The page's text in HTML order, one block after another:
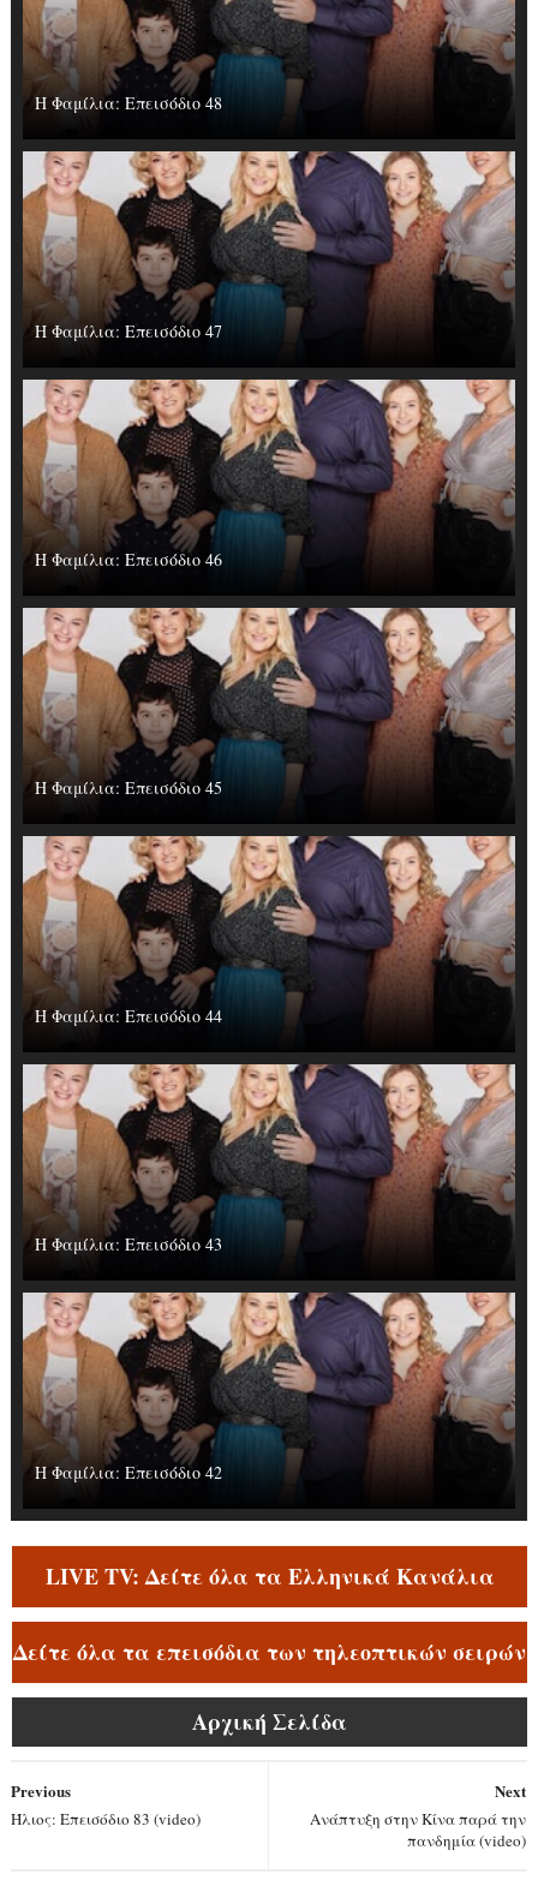
Η Φαμίλια: Επεισόδιο 48
Η Φαμίλια: Επεισόδιο 47
Η Φαμίλια: Επεισόδιο 46
Η Φαμίλια: Επεισόδιο 45
Η Φαμίλια: Επεισόδιο 44
Η Φαμίλια: Επεισόδιο 43
Η Φαμίλια: Επεισόδιο 42
LIVE TV: Δείτε όλα τα Ελληνικά Κανάλια
Δείτε όλα τα επεισόδια των τηλεοπτικών σειρών
Αρχική Σελίδα
Next
Ανάπτυξη στην Κίνα παρά την
πανδημία (video)
Previous
Ήλιος: Επεισόδιο 83 (video)